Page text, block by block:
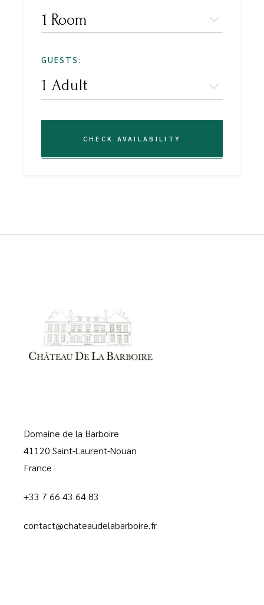
1 Room
GUESTS:
CHECK AVAILABILITY
Domaine de la Barboire
41120 Saint-Laurent-Nouan
France
+33 7 66 43 64 83
contact@chateaudelabarboire.fr